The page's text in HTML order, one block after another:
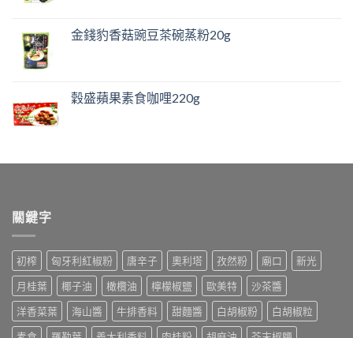
金錢豹香菇豌豆茶碗蒸粉20g
穀盛蘋果素食咖哩220g
關鍵字
初榨 匈牙利紅椒粉 唐辛子 奧利塔 孜然粉 廟口
新光
月桂葉
椰子油 橄欖油 檸檬椒鹽 歐美特
沙茶醬
洋香菜葉
海山醬 牛排香料 甜麵醬 白胡椒粉
白胡椒粒